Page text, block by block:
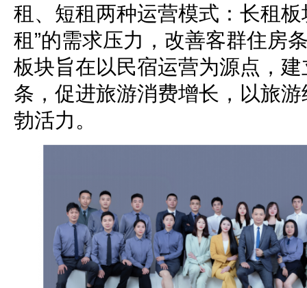
租、短租两种运营模式：长租
租”的需求压力，改善客群住房
板块旨在以民宿运营为源点，
条，促进旅游消费增长，以旅
勃活力。